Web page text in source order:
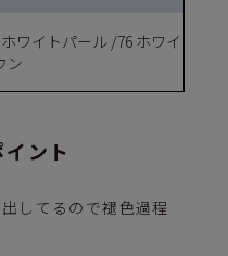
ワイトパール /76 ホワイ
ン
ント
してるので褪色過程